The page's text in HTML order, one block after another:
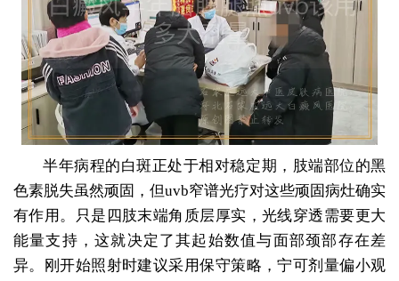
半年病程的白斑正处于相对稳定期，肢端部位的黑
色素脱失虽然顽固，但uvb窄谱光疗对这些顽固病灶确实
有作用。只是四肢末端角质层厚实，光线穿透需要更大
能量支持，这就决定了其起始数值与面部颈部存在差
异。刚开始照射时建议采用保守策略，宁可剂量偏小观